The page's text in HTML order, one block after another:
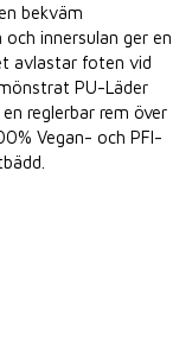
bekväm
innersulan ger en
avlastar foten vid
PU-Läder
reglerbar rem över
Vegan- och PFI-